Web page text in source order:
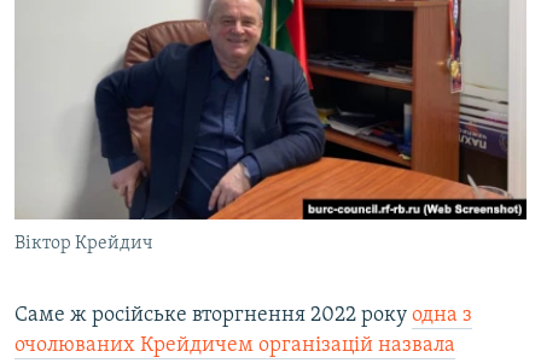
Віктор Крейдич
Саме ж російське вторгнення 2022 року одна з
очолюваних Крейдичем організацій назвала